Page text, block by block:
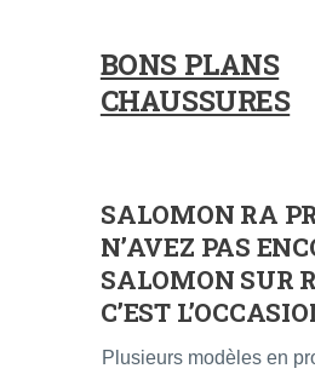
BONS PLANS
CHAUSSURES
SALOMON RA
N’AVEZ PAS
SALOMON SUR
C’EST
Plusieurs modèles en